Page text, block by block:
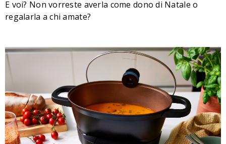
E voi? Non vorreste averla come dono di Natale o
regalarla a chi amate?